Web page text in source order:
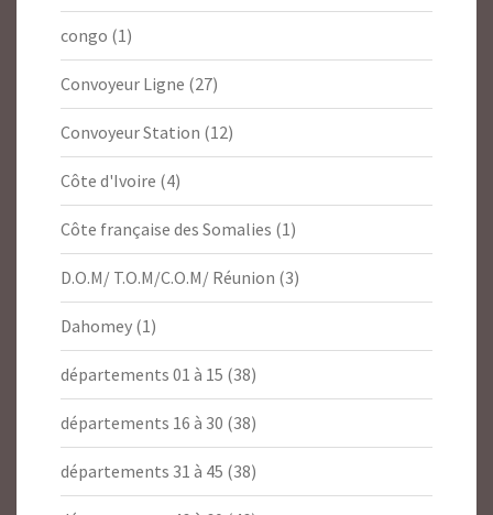
congo (1)
Convoyeur Ligne (27)
Convoyeur Station (12)
Côte d'Ivoire (4)
Côte française des Somalies (1)
D.O.M/ T.O.M/C.O.M/ Réunion (3)
Dahomey (1)
départements 01 à 15 (38)
départements 16 à 30 (38)
départements 31 à 45 (38)